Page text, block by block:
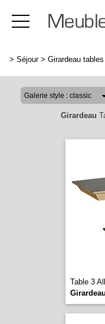
> Séjour> Girardeau
Girardeau
Table 3
Girardeau